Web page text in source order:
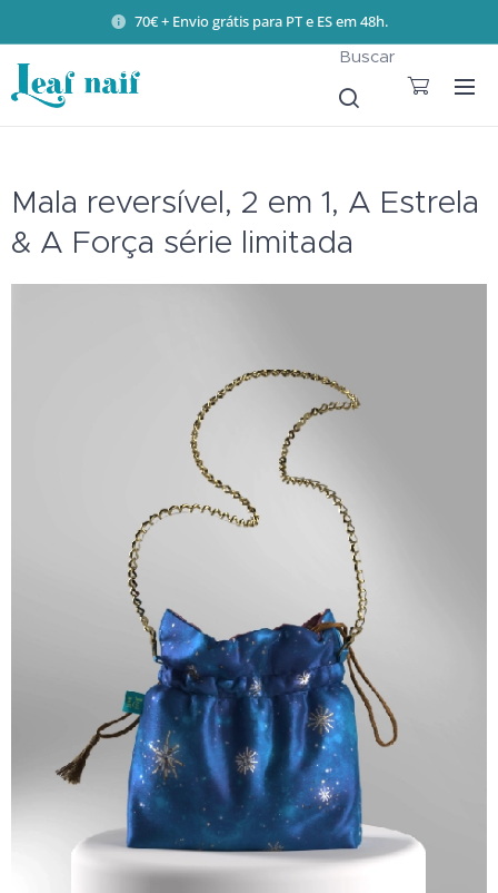
70€ + Envio grátis para PT e ES em 48h.
Buscar
Mala reversível, 2 em 1, A Estrela
& A Força série limitada